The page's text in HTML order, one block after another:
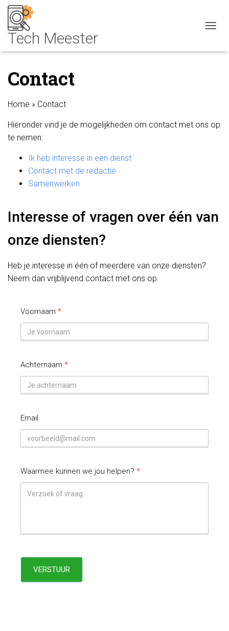
Contact
Home » Contact
Hieronder vind je de mogelijkheden om contact met ons op
te nemen:
Ik heb interesse in een dienst
Contact met de redactie
Samenwerken
Interesse of vragen over één van
onze diensten?
Heb je interesse in één of meerdere van onze diensten?
Neem dan vrijblijvend contact met ons op.
Voornaam
Achternaam
Email
Waarmee kunnen we jou helpen?
VERSTUUR